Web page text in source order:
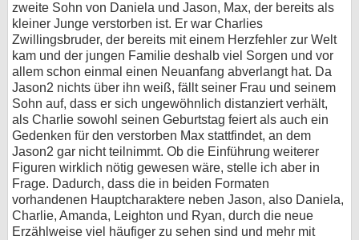
zweite Sohn von Daniela und Jason, Max, der bereits als
kleiner Junge verstorben ist. Er war Charlies
Zwillingsbruder, der bereits mit einem Herzfehler zur Welt
kam und der jungen Familie deshalb viel Sorgen und vor
allem schon einmal einen Neuanfang abverlangt hat. Da
Jason2 nichts über ihn weiß, fällt seiner Frau und seinem
Sohn auf, dass er sich ungewöhnlich distanziert verhält,
als Charlie sowohl seinen Geburtstag feiert als auch ein
Gedenken für den verstorben Max stattfindet, an dem
Jason2 gar nicht teilnimmt. Ob die Einführung weiterer
Figuren wirklich nötig gewesen wäre, stelle ich aber in
Frage. Dadurch, dass die in beiden Formaten
vorhandenen Hauptcharaktere neben Jason, also Daniela,
Charlie, Amanda, Leighton und Ryan, durch die neue
Erzählweise viel häufiger zu sehen sind und mehr mit